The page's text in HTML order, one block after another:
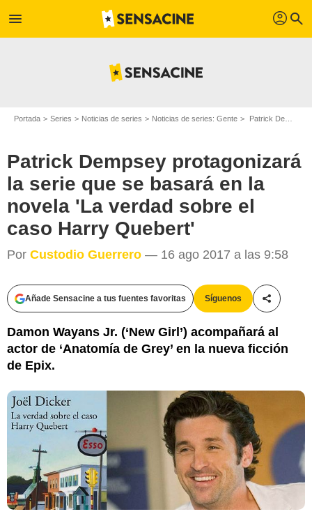
menu profil search
Portada Series Noticias de series Noticias de series: Gente Patrick Dempsey protagonizará la serie que se basará en la novela 'La verdad sobre el caso Harry Quebert'
Patrick Dempsey protagonizará
la serie que se basará en la
novela 'La verdad sobre el
caso Harry Quebert'
Por Custodio Guerrero — 16 ago 2017 a las 9:58
Añade Sensacine a tus fuentes favoritas Síguenos
Damon Wayans Jr. (‘New Girl’) acompañará al
actor de ‘Anatomía de Grey’ en la nueva ficción
de Epix.